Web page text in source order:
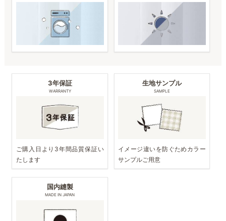
3年保証
WARRANTY
ご購入日より3年間品質保証い
たします
生地サンプル
SAMPLE
イメージ違いを防ぐためカラー
サンプルご用意
国内縫製
MADE IN JAPAN